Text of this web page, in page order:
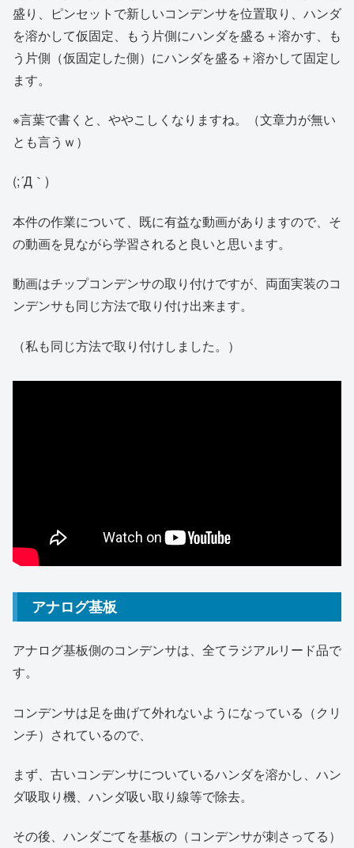
盛り、ピンセットで新しいコンデンサを位置取り、ハンダ
を溶かして仮固定、もう片側にハンダを盛る＋溶かす、も
う片側（仮固定した側）にハンダを盛る＋溶かして固定し
ます。
※言葉で書くと、ややこしくなりますね。（文章力が無い
とも言うｗ）
(;´Д｀)
本件の作業について、既に有益な動画がありますので、そ
の動画を見ながら学習されると良いと思います。
動画はチップコンデンサの取り付けですが、両面実装のコ
ンデンサも同じ方法で取り付け出来ます。
（私も同じ方法で取り付けしました。）
アナログ基板
アナログ基板側のコンデンサは、全てラジアルリード品で
す。
コンデンサは足を曲げて外れないようになっている（クリ
ンチ）されているので、
まず、古いコンデンサについているハンダを溶かし、ハン
ダ吸取り機、ハンダ吸い取り線等で除去。
その後、ハンダごてを基板の（コンデンサが刺さってる）